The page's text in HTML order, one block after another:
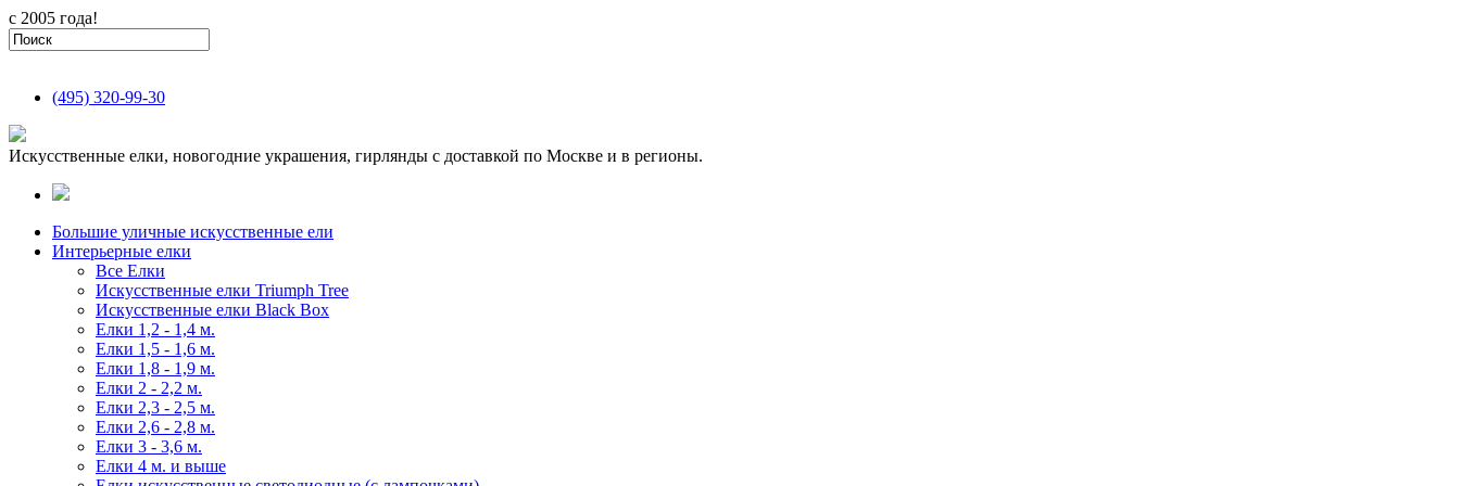
с 2005 года!
(495) 320-99-30
Искусственные елки, новогодние украшения, гирлянды с доставкой по Москве и в регионы.
Большие уличные искусственные ели
Интерьерные елки
Все Елки
Искусственные елки Triumph Tree
Искусственные елки Black Box
Елки 1,2 - 1,4 м.
Елки 1,5 - 1,6 м.
Елки 1,8 - 1,9 м.
Елки 2 - 2,2 м.
Елки 2,3 - 2,5 м.
Елки 2,6 - 2,8 м.
Елки 3 - 3,6 м.
Елки 4 м. и выше